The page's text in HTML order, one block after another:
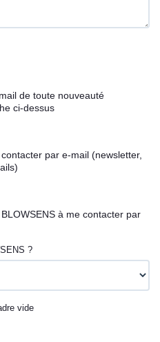
de toute nouveauté
ci-dessus
par e-mail (newsletter,
à me contacter par
?
vide